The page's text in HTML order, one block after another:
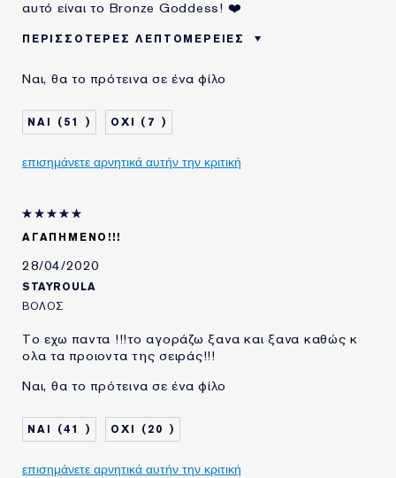
αυτό είναι το Bronze Goddess! ❤️
ΠΕΡΙΣΣΌΤΕΡΕΣ ΛΕΠΤΟΜΈΡΕΙΕΣ
ΠΡΟΪΟΝΤΑ ESTÉE
Ναι, θα το πρότεινα σε ένα φίλο
51 7
επισημάνετε αρνητικά αυτήν την κριτική
ΑΓΑΠΗΜΈΝΟ!!!
28/04/2020
STAYROULA
ΒΟΛΟΣ
Το εχω παντα !!!το αγοράζω ξανα και ξανα καθώς κ
ολα τα προιοντα της σειράς!!!
Ναι, θα το πρότεινα σε ένα φίλο
41 20
επισημάνετε αρνητικά αυτήν την κριτική